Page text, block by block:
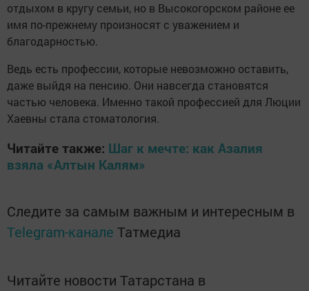
отдыхом в кругу семьи, но в Высокогорском районе ее
имя по-прежнему произносят с уважением и
благодарностью.
Ведь есть профессии, которые невозможно оставить,
даже выйдя на пенсию. Они навсегда становятся
частью человека. Именно такой профессией для Люции
Хаевны стала стоматология.
Читайте также: Шаг к мечте: как Азалия
взяла «Алтын Калям»
Следите за самым важным и интересным в
Telegram-канале Татмедиа
Читайте новости Татарстана в